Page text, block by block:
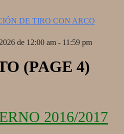
DE TIRO CON ARCO
de 12:00 am - 11:59 pm
(PAGE 4)
2016/2017